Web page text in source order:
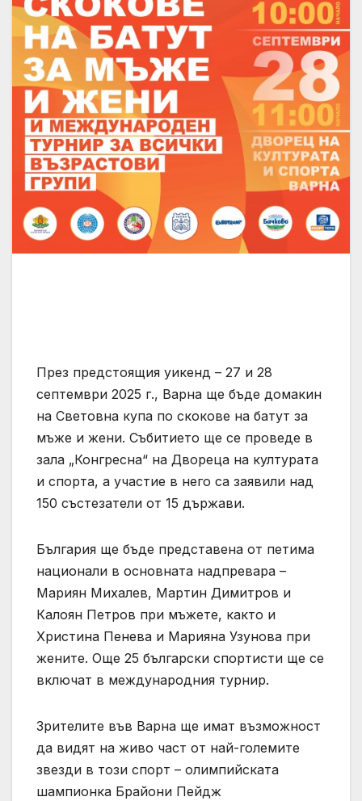
През предстоящия уикенд – 27 и 28
септември 2025 г., Варна ще бъде домакин
на Световна купа по скокове на батут за
мъже и жени. Събитието ще се проведе в
зала „Конгресна“ на Двореца на културата
и спорта, а участие в него са заявили над
150 състезатели от 15 държави.
България ще бъде представена от петима
национали в основната надпревара –
Мариян Михалев, Мартин Димитров и
Калоян Петров при мъжете, както и
Христина Пенева и Марияна Узунова при
жените. Още 25 български спортисти ще се
включат в международния турнир.
Зрителите във Варна ще имат възможност
да видят на живо част от най-големите
звезди в този спорт – олимпийската
шампионка Брайони Пейдж